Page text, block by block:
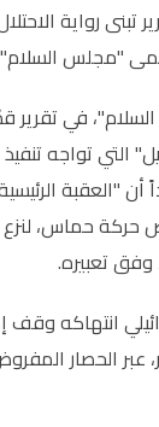
تبنى رواية
"مجلس
في
التي تواجه
أن "العقبة
حركة حماس، لنزع
وفق تعبيره.
انتهاكه
عبر الحصار